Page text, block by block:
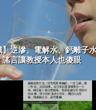
】逆滲、電解水、鈣離子
謠言讓教授本人也傻眼